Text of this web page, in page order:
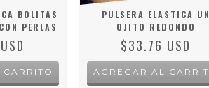
BOLITAS
PERLAS
PULSERA ELASTICA UN
OJITO REDONDO
$33.76 USD